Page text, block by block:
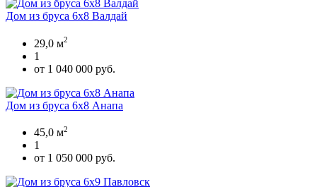
Дом из бруса 6х8 Валдай
29,0 м2
1
от 1 040 000 руб.
Дом из бруса 6х8 Анапа
45,0 м2
1
от 1 050 000 руб.